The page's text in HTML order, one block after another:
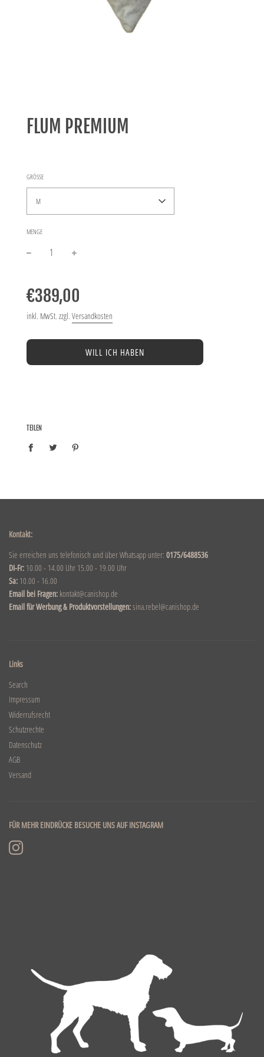
FLUM PREMIUM
GRÖSSE
M
MENGE
Preis
€389,00
inkl. MwSt. zzgl. Versandkosten
WILL ICH HABEN
TEILEN
Kontakt:
Sie erreichen uns telefonisch und über Whatsapp unter: 0175/6488536
DI-Fr: 10.00 - 14.00 Uhr 15.00 - 19.00 Uhr
Sa: 10.00 - 16.00
Email bei Fragen: kontakt@canishop.de
Email für Werbung & Produktvorstellungen:sina.rebel@canishop.de
Links
Search
Impressum
Widerrufsrecht
Schutzrechte
Datenschutz
AGB
Versand
FÜR MEHR EINDRÜCKE BESUCHE UNS AUF INSTAGRAM